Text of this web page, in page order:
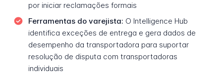
por iniciar reclamações formais
Ferramentas do varejista: O Intelligence Hub
identifica exceções de entrega e gera dados de
desempenho da transportadora para suportar
resolução de disputa com transportadoras
individuais